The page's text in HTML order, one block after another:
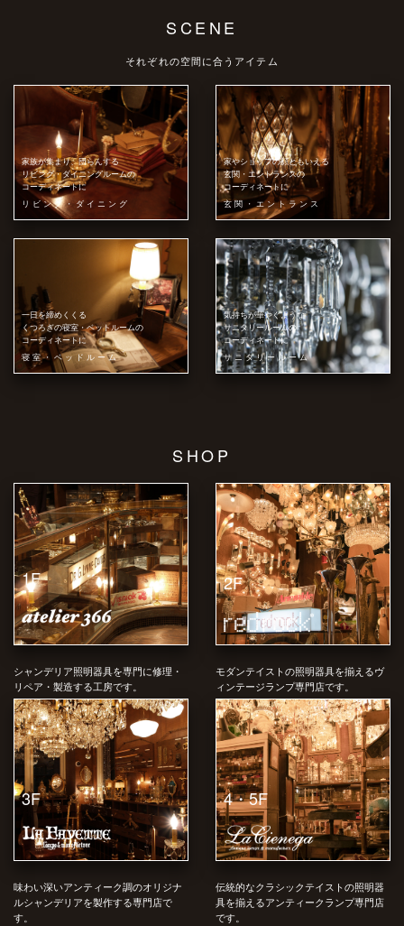
SCENE
それぞれの空間に合うアイテム
家族が集まり、団らんする
リビング・ダイニングルームの
コーディネートに
リビング・ダイニング
家やショップの顔ともいえる
玄関・エントランスの
コーディネートに
玄関・エントランス
一日を締めくくる
くつろぎの寝室・ベットルームの
コーディネートに
寝室・ベッドルーム
気持ちが華やぐような
サニタリールームの
コーディネートに
サニタリールーム
SHOP
1F
シャンデリア照明器具を専門に修理・
リペア・製造する工房です。
2F
モダンテイストの照明器具を揃えるヴ
ィンテージランプ専門店です。
3F
味わい深いアンティーク調のオリジナ
ルシャンデリアを製作する専門店で
す。
4・5F
伝統的なクラシックテイストの照明器
具を揃えるアンティークランプ専門店
です。